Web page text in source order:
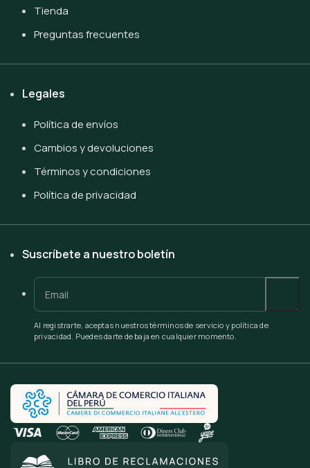
Tienda
Preguntas frecuentes
Legales
Política de envíos
Cambios y devoluciones
Términos y condiciones
Política de privacidad
Suscríbete a nuestro boletín
Al registrarte, aceptas nuestros términos de servicio y política de
privacidad. Puedes darte de baja en cualquier momento.